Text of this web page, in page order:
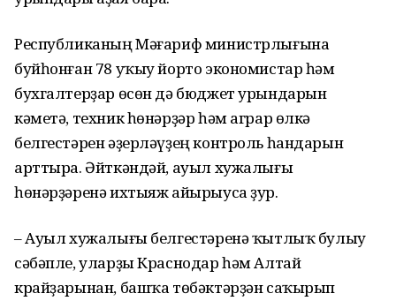
Республиканың Мәғариф министрлы­ғына
буйһонған 78 уҡыу йорто экономистар һәм
бухгалтерҙар өсөн дә бюджет урындарын
кәметә, техник һөнәрҙәр һәм аграр өлкә
белгестәрен әҙерләүҙең контроль һандарын
арттыра. Әйткәндәй, ауыл хужалығы
һөнәрҙәренә ихтыяж айырыуса ҙур.
– Ауыл хужалығы белгестәренә ҡытлыҡ булыу
сәбәпле, уларҙы Краснодар һәм Алтай
крайҙарынан, башҡа төбәктәрҙән саҡырып